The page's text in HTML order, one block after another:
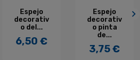
€
decorativ
Precio
